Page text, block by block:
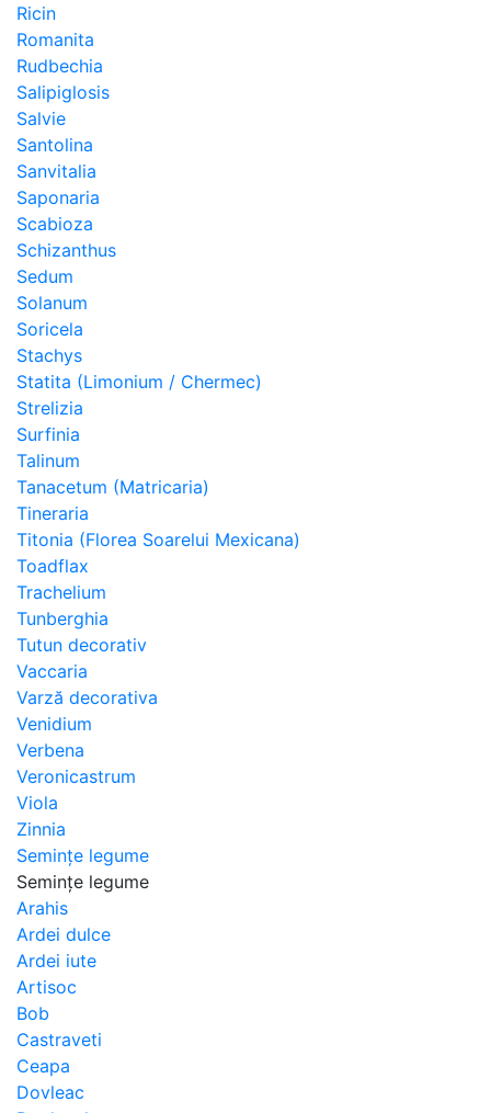
Ricin
Romanita
Rudbechia
Salipiglosis
Salvie
Santolina
Sanvitalia
Saponaria
Scabioza
Schizanthus
Sedum
Solanum
Soricela
Stachys
Statita (Limonium / Chermec)
Strelizia
Surfinia
Talinum
Tanacetum (Matricaria)
Tineraria
Titonia (Florea Soarelui Mexicana)
Toadflax
Trachelium
Tunberghia
Tutun decorativ
Vaccaria
Varză decorativa
Venidium
Verbena
Veronicastrum
Viola
Zinnia
Semințe legume
Semințe legume
Arahis
Ardei dulce
Ardei iute
Artisoc
Bob
Castraveti
Ceapa
Dovleac